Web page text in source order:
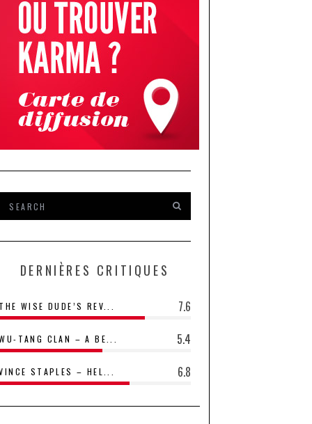
DERNIÈRES CRITIQUES
7.6
THE WISE DUDE’S REV...
5.4
TANG CLAN – A BE...
6.8
STAPLES – HEL...